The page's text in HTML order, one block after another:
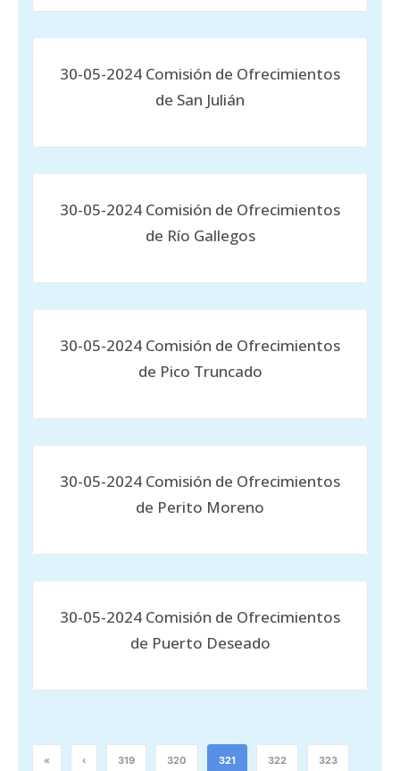
30-05-2024 Comisión de Ofrecimientos
de San Julián
30-05-2024 Comisión de Ofrecimientos
de Río Gallegos
30-05-2024 Comisión de Ofrecimientos
de Pico Truncado
30-05-2024 Comisión de Ofrecimientos
de Perito Moreno
30-05-2024 Comisión de Ofrecimientos
de Puerto Deseado
« ‹ 319 320 321 322 323